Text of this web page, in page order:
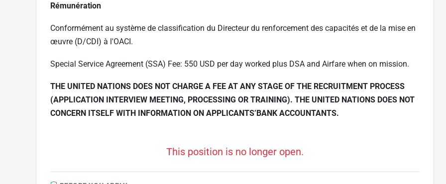
Rémunération
Conformément au système de classification du Directeur du renforcement des capacités et de la mise en
œuvre (D/CDI) à l'OACI.
Special Service Agreement (SSA) Fee: 550 USD per day worked plus DSA and Airfare when on mission.
THE UNITED NATIONS DOES NOT CHARGE A FEE AT ANY STAGE OF THE RECRUITMENT PROCESS
(APPLICATION INTERVIEW MEETING, PROCESSING OR TRAINING). THE UNITED NATIONS DOES NOT
CONCERN ITSELF WITH INFORMATION ON APPLICANTS’BANK ACCOUNTANTS.
This position is no longer open.